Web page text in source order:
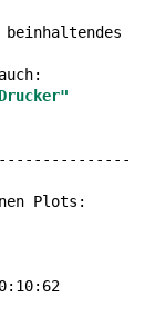
Plots: